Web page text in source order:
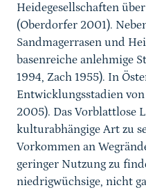
Heidegesellschaften
(Oberdorfer 2001).
Sandmagerrasen und
basenreiche anlehmige
1994, Zach 1955). In
Entwicklungsstadien
2005). Das Vorblattlose
kulturabhängige Art zu
Vorkommen an
geringer Nutzung zu
niedrigwüchsige, nicht